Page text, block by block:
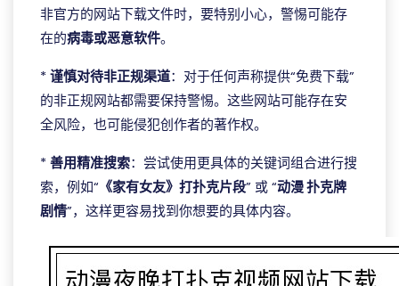
非官方的网站下载文件时，要特别小心，警惕可能存
在的病毒或恶意软件。
*谨慎对待非正规渠道：对于任何声称提供“免费下载”
的非正规网站都需要保持警惕。这些网站可能存在安
全风险，也可能侵犯创作者的著作权。
*善用精准搜索：尝试使用更具体的关键词组合进行搜
索，例如“ 《家有女友》打扑克片段” 或 “动漫 扑克牌
剧情”，这样更容易找到你想要的具体内容。